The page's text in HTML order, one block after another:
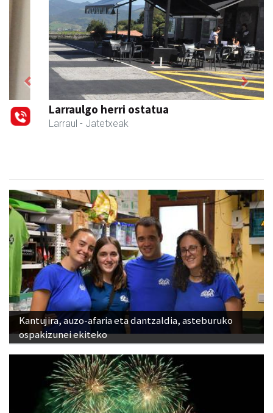
Larraulgo herri ostatua
Larraul - Jatetxeak
Previous Next
Kantujira, auzo-afaria eta dantzaldia, asteburuko
ospakizunei ekiteko